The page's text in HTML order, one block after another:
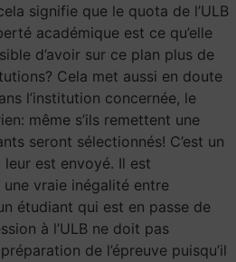
signifie que le quota de l’ULB
académique est ce qu’elle
d’avoir sur ce plan plus de
Cela met aussi en doute
l’institution concernée, le
même s’ils remettent une
seront sélectionnés! C’est un
est envoyé. Il est
vraie inégalité entre
étudiant qui est en passe de
à l’ULB ne doit pas
de l’épreuve puisqu’il